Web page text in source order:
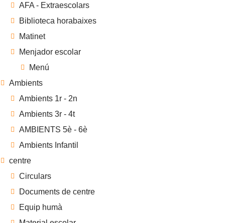
AFA - Extraescolars
Biblioteca horabaixes
Matinet
Menjador escolar
Menú
Ambients
Ambients 1r - 2n
Ambients 3r - 4t
AMBIENTS 5è - 6è
Ambients Infantil
centre
Circulars
Documents de centre
Equip humà